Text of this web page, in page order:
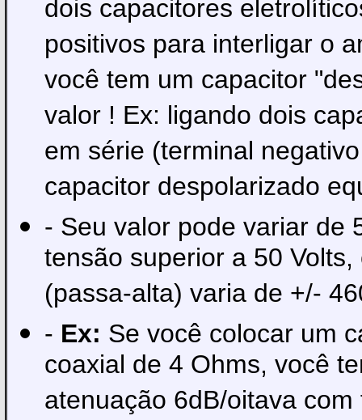
dois capacitores
positivos para interligar o
você tem um capacitor
valor ! Ex: ligando dois
em série (terminal
capacitor despolarizado
- Seu valor pode variar de
tensão superior a 50
(passa-alta) varia de +/-
- Ex: Se você colocar um
coaxial de 4 Ohms, você
atenuação 6dB/oitava